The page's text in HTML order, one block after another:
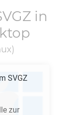
in
SVGZ
zur